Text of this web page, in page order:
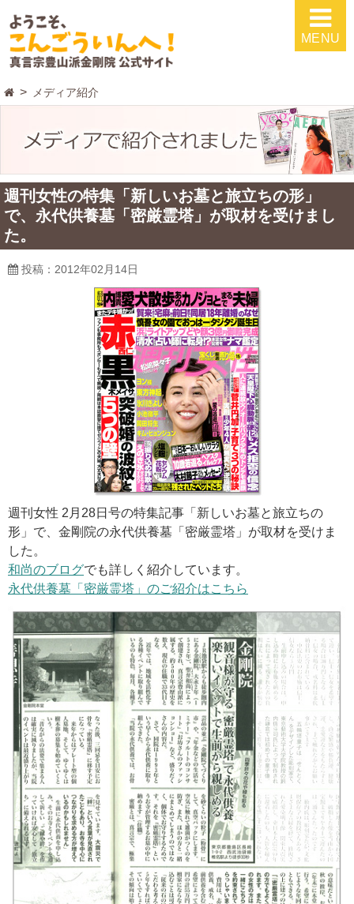
MENU
メディア紹介
週刊女性の特集「新しいお墓と旅立ちの形」
で、永代供養墓「密厳霊塔」が取材を受けまし
た。
投稿：2012年02月14日
週刊女性 2月28日号の特集記事「新しいお墓と旅立ちの
形」で、金剛院の永代供養墓「密厳霊塔」が取材を受けま
した。
和尚のブログでも詳しく紹介しています。
永代供養墓「密厳霊塔」のご紹介はこちら